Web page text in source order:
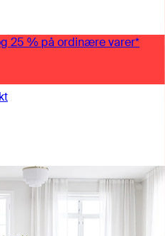
25 % på ordinære varer*